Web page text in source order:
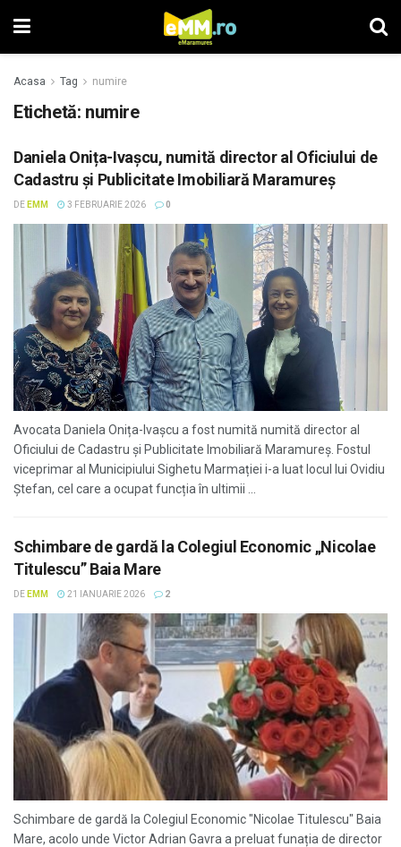
Acasa Tag numire
Etichetă: numire
Daniela Onița-Ivașcu, numită director al Oficiului de
Cadastru și Publicitate Imobiliară Maramureș
DE EMM 3 FEBRUARIE 2026 0
Avocata Daniela Onița-Ivașcu a fost numită numită director al
Oficiului de Cadastru și Publicitate Imobiliară Maramureș. Fostul
viceprimar al Municipiului Sighetu Marmației i-a luat locul lui Ovidiu
Ștefan, cel care a ocupat funcția în ultimii ...
Schimbare de gardă la Colegiul Economic „Nicolae
Titulescu” Baia Mare
DE EMM 21 IANUARIE 2026 2
Schimbare de gardă la Colegiul Economic "Nicolae Titulescu" Baia
Mare, acolo unde Victor Adrian Gavra a preluat funația de director